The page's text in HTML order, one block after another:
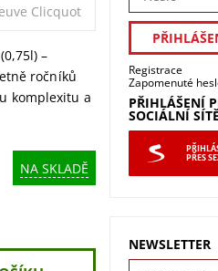
Clicquot
–
ročníků
komplexitu a
NA SKLADĚ
Registrace
Zapomenuté
PŘIHLÁŠENÍ
SOCIÁLNÍ SÍTĚ
PŘES
NEWSLETTER